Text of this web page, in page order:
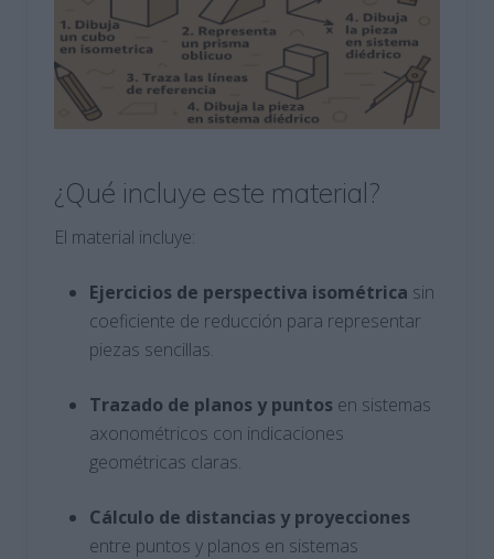
¿Qué incluye este material?
El material incluye:
Ejercicios de perspectiva isométrica sin
coeficiente de reducción para representar
piezas sencillas.
Trazado de planos y puntos en sistemas
axonométricos con indicaciones
geométricas claras.
Cálculo de distancias y proyecciones
entre puntos y planos en sistemas